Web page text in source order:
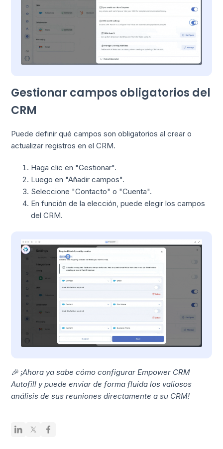
Gestionar campos obligatorios del
CRM
Puede definir qué campos son obligatorios al crear o
actualizar registros en el CRM.
Haga clic en "Gestionar".
Luego en "Añadir campos".
Seleccione "Contacto" o "Cuenta".
En función de la elección, puede elegir los campos
del CRM.
🎉 ¡Ahora ya sabe cómo configurar Empower CRM
Autofill y puede enviar de forma fluida los valiosos
análisis de sus reuniones directamente a su CRM!